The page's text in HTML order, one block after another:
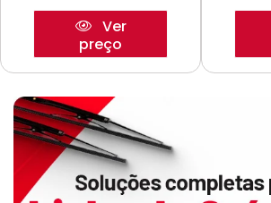
Ver
preço